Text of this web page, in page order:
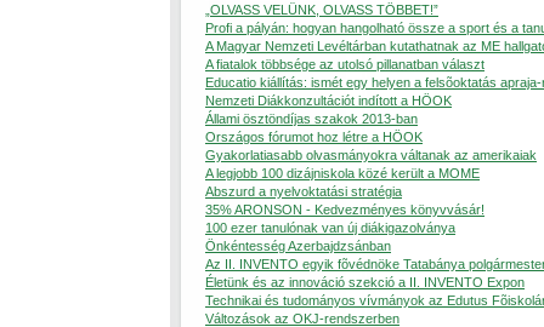
„OLVASS VELÜNK, OLVASS TÖBBET!”
Profi a pályán: hogyan hangolható össze a sport és a
A Magyar Nemzeti Levéltárban kutathatnak az ME
A fiatalok többsége az utolsó pillanatban választ
Educatio kiállítás: ismét egy helyen a felsõoktatás
Nemzeti Diákkonzultációt indított a HÖOK
Állami ösztöndíjas szakok 2013-ban
Országos fórumot hoz létre a HÖOK
Gyakorlatiasabb olvasmányokra váltanak az amerikaiak
A legjobb 100 dizájniskola közé került a MOME
Abszurd a nyelvoktatási stratégia
35% ARONSON - Kedvezményes könyvvásár!
100 ezer tanulónak van új diákigazolványa
Önkéntesség Azerbajdzsánban
Az II. INVENTO egyik fõvédnöke Tatabánya
Életünk és az innováció szekció a II. INVENTO Expon
Technikai és tudományos vívmányok az Edutus
Változások az OKJ-rendszerben